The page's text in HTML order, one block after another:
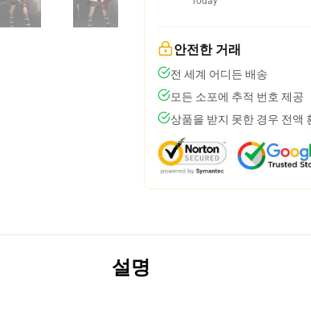
안전한 거래
전 세계 어디든 배송
모든 소포에 추적 번호 제공
상품을 받지 못한 경우 전액
설명